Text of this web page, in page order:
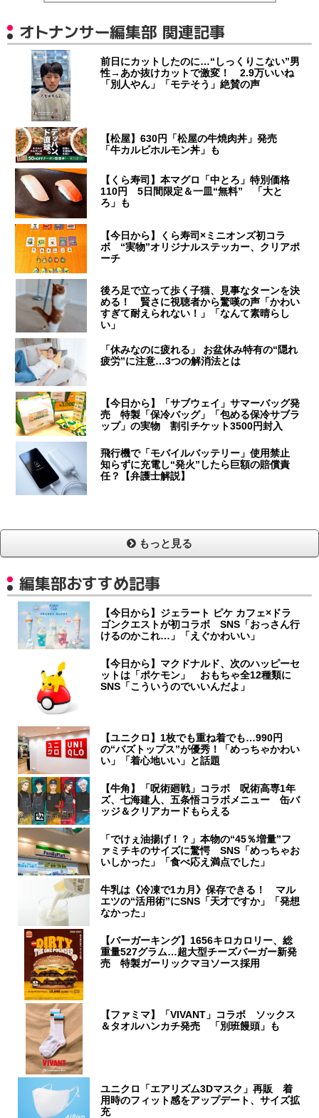
オトナンサー編集部 関連記事
前日にカットしたのに…“しっくりこない”男
性→あか抜けカットで激変！ 2.9万いいね
「別人やん」「モテそう」絶賛の声
【松屋】630円「松屋の牛焼肉丼」発売
「牛カルビホルモン丼」も
【くら寿司】本マグロ「中とろ」特別価格
110円 5日間限定＆一皿“無料” 「大と
ろ」も
【今日から】くら寿司×ミニオンズ初コラ
ボ “実物”オリジナルステッカー、クリアポ
ーチ
後ろ足で立って歩く子猫、見事なターンを決
める！ 賢さに視聴者から驚嘆の声「かわい
すぎて耐えられない！」「なんて素晴らし
い」
「休みなのに疲れる」 お盆休み特有の“隠れ
疲労”に注意…3つの解消法とは
【今日から】「サブウェイ」サマーバッグ発
売 特製「保冷バッグ」「包める保冷サブラ
ップ」の実物 割引チケット3500円封入
飛行機で「モバイルバッテリー」使用禁止
知らずに充電し“発火”したら巨額の賠償責
任？【弁護士解説】
もっと見る
編集部おすすめ記事
【今日から】ジェラート ピケ カフェ×ドラ
ゴンクエストが初コラボ SNS「おっさん行
けるのかこれ…」「えぐかわいい」
【今日から】マクドナルド、次のハッピーセ
ットは「ポケモン」 おもちゃ全12種類に
SNS「こういうのでいいんだよ」
【ユニクロ】1枚でも重ね着でも…990円
の“バズトップス”が優秀！「めっちゃかわい
い」「着心地いい」と話題
【牛角】「呪術廻戦」コラボ 呪術高専1年
ズ、七海建人、五条悟コラボメニュー 缶バ
ッジ＆クリアカードもらえる
「でけぇ油揚げ！？」本物の“45％増量”フ
ァミチキのサイズに驚愕 SNS「めっちゃお
いしかった」「食べ応え満点でした」
牛乳は《冷凍で1カ月》保存できる！ マル
エツの“活用術”にSNS「天才ですか」「発想
なかった」
【バーガーキング】1656キロカロリー、総
重量527グラム…超大型チーズバーガー新発
売 特製ガーリックマヨソース採用
【ファミマ】「VIVANT」コラボ ソックス
＆タオルハンカチ発売 「別班饅頭」も
ユニクロ「エアリズム3Dマスク」再販 着
用時のフィット感をアップデート、サイズ拡
充